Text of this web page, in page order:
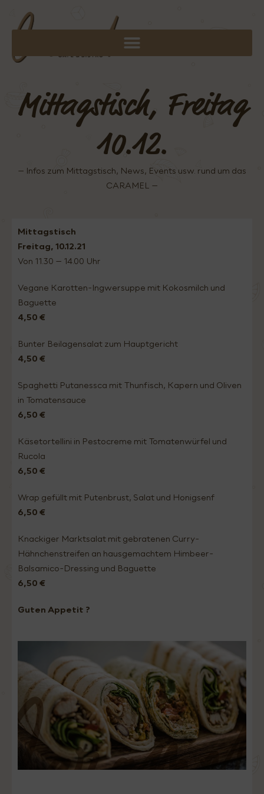
Mittagstisch, Freitag
10.12.
– Infos zum Mittagstisch, News, Events usw. rund um das
CARAMEL –
Mittagstisch
Freitag, 10.12.21
Von 11.30 – 14.00 Uhr
Vegane Karotten-Ingwersuppe mit Kokosmilch und
Baguette
4,50 €
Bunter Beilagensalat zum Hauptgericht
4,50 €
Spaghetti Putanessca mit Thunfisch, Kapern und Oliven
in Tomatensauce
6,50 €
Käsetortellini in Pestocreme mit Tomatenwürfel und
Rucola
6,50 €
Wrap gefüllt mit Putenbrust, Salat und Honigsenf
6,50 €
Knackiger Marktsalat mit gebratenen Curry-
Hähnchenstreifen an hausgemachtem Himbeer-
Balsamico-Dressing und Baguette
6,50 €
Guten Appetit ?